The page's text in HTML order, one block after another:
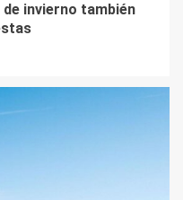
invierno también